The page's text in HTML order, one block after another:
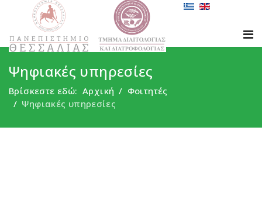
Ψηφιακές υπηρεσίες
Βρίσκεστε εδώ: Αρχική
Φοιτητές
Ψηφιακές υπηρεσίες